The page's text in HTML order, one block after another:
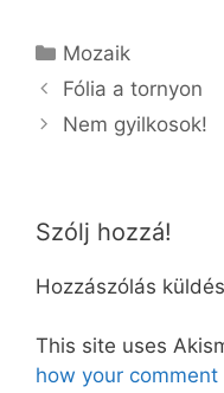
Kategória
Mozaik
Fólia a tornyon
Nem gyilkosok!
Szólj hozzá!
Hozzászólás
This site uses
how your